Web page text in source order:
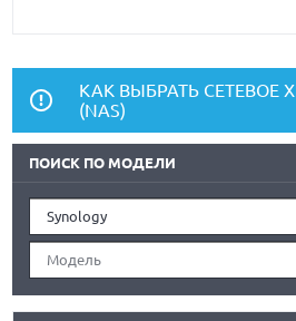
КАК ВЫБРАТЬ СЕТЕВОЕ
(NAS)
ПОИСК ПО МОДЕЛИ
Synology
Модель